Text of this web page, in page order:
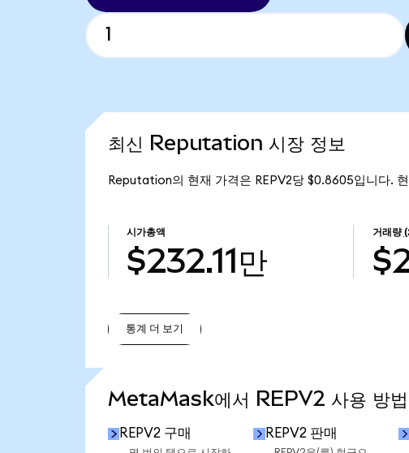
최신 Reputation 시장 정보
Reputation의 현재 가격은 REPV2당 $0.8605입니다.
시가총액
$232.11만
거래량
통계 더 보기
MetaMask에서 REPV2 사용 방법
REPV2 구매 REPV2 판매